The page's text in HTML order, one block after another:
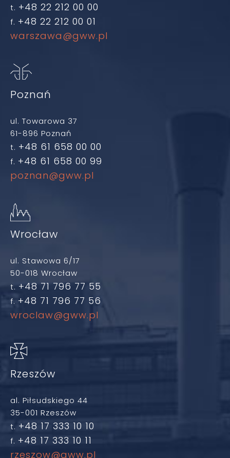
t. +48 22 212 00 00
f. +48 22 212 00 01
warszawa@gww.pl
Poznań
ul. Towarowa 37
61-896 Poznań
t. +48 61 658 00 00
f. +48 61 658 00 99
poznan@gww.pl
Wrocław
ul. Stawowa 6/17
50-018 Wrocław
t. +48 71 796 77 55
f. +48 71 796 77 56
wroclaw@gww.pl
Rzeszów
al. Piłsudskiego 44
35-001 Rzeszów
t. +48 17 333 10 10
f. +48 17 333 10 11
rzeszow@gww.pl